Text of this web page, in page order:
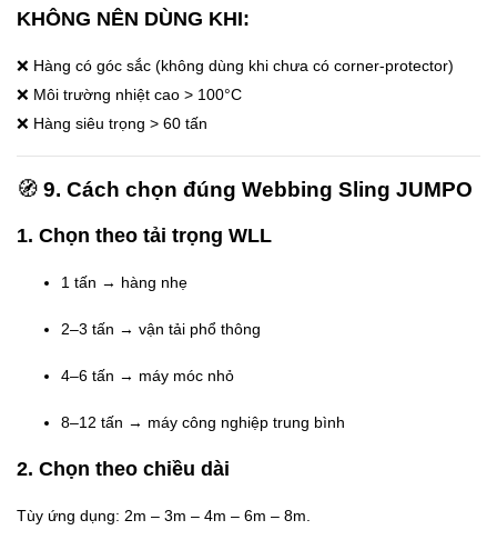
KHÔNG NÊN DÙNG KHI:
❌ Hàng có góc sắc (không dùng khi chưa có corner-protector)
❌ Môi trường nhiệt cao > 100°C
❌ Hàng siêu trọng > 60 tấn
🧭 9. Cách chọn đúng Webbing Sling JUMPO
1. Chọn theo tải trọng WLL
1 tấn → hàng nhẹ
2–3 tấn → vận tải phổ thông
4–6 tấn → máy móc nhỏ
8–12 tấn → máy công nghiệp trung bình
2. Chọn theo chiều dài
Tùy ứng dụng: 2m – 3m – 4m – 6m – 8m.